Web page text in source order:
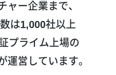
ャー企業まで、
は1,000社以上
プライム上場の
運営しています。